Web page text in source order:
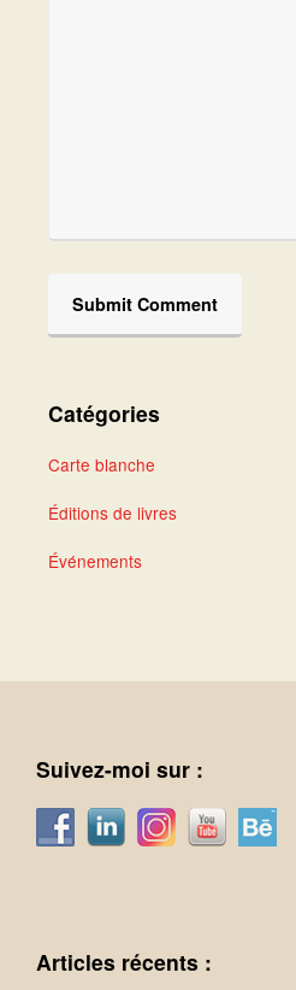
Catégories
Carte blanche
Éditions de livres
Événements
Suivez-moi sur :
Articles récents :